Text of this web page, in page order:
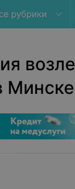
рубрики
Минске